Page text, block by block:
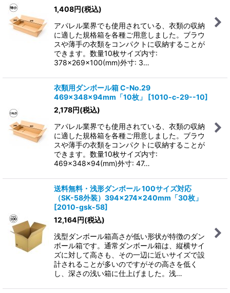
1,408円(税込)
アパレル業界でも使用されている、衣類の収納
に適した規格箱を各種ご用意しました。ブラウ
スや薄手の衣類をコンパクトに収納することが
できます。数量10枚サイズ内寸:
378×269×100(mm)外寸: 3…
衣類用ダンボール箱 C-No.29
469×348×94mm「10枚」
[1010-c-29--10]
2,178円(税込)
アパレル業界でも使用されている、衣類の収納
に適した規格箱を各種ご用意しました。ブラウ
スや薄手の衣類をコンパクトに収納することが
できます。数量10枚サイズ内寸:
469×348×94(mm)外寸: 47…
送料無料・浅形ダンボール 100サイズ対応
（SK-58外装）394×274×240mm「30枚」
[2010-gsk-58]
12,164円(税込)
浅型ダンボール箱高さが低い形状が特徴のダン
ボール箱です。通常ダンボール箱は、縦横サイ
ズに対して高さも、その一辺に近いサイズで設
計されることが多いのですがその高さを低く
し、深さの浅い箱に仕上げました。浅…